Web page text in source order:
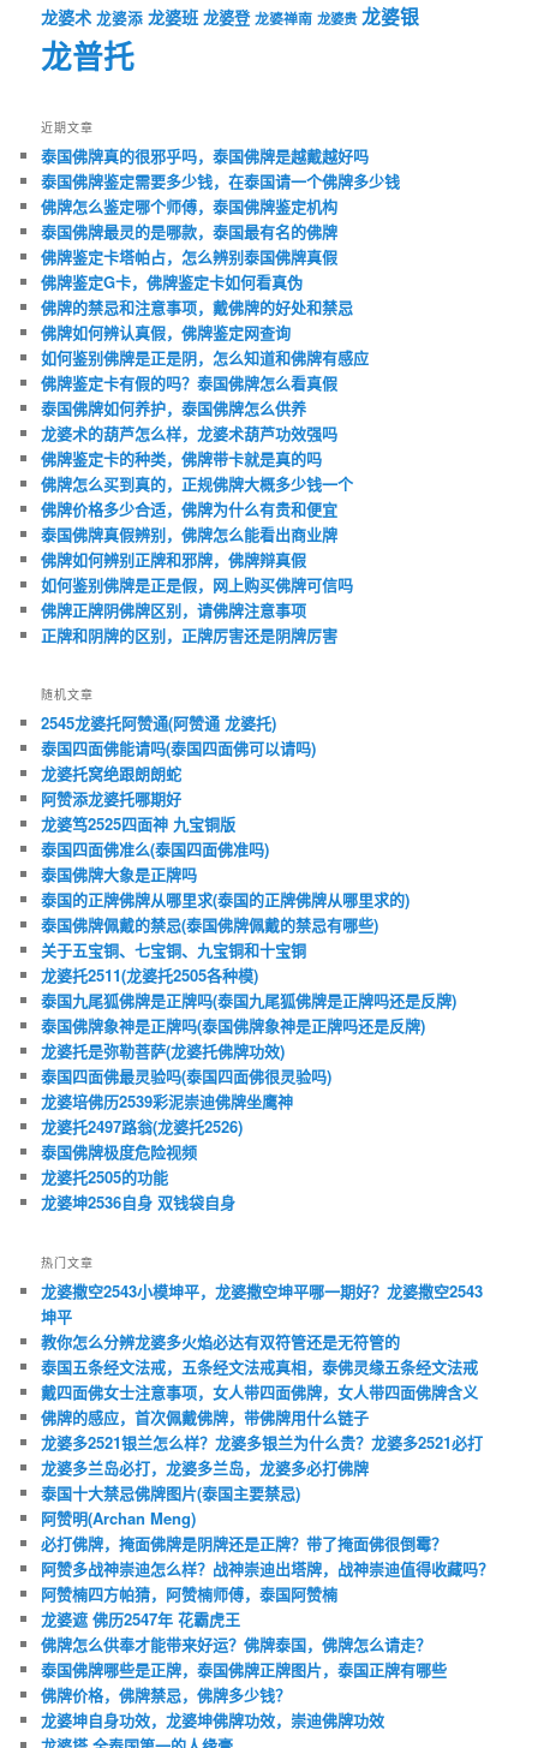
龙婆术 龙婆添 龙婆班 龙婆登 龙婆禅南 龙婆贵 龙婆银
龙普托
近期文章
泰国佛牌真的很邪乎吗，泰国佛牌是越戴越好吗
泰国佛牌鉴定需要多少钱，在泰国请一个佛牌多少钱
佛牌怎么鉴定哪个师傅，泰国佛牌鉴定机构
泰国佛牌最灵的是哪款，泰国最有名的佛牌
佛牌鉴定卡塔帕占，怎么辨别泰国佛牌真假
佛牌鉴定G卡，佛牌鉴定卡如何看真伪
佛牌的禁忌和注意事项，戴佛牌的好处和禁忌
佛牌如何辨认真假，佛牌鉴定网查询
如何鉴别佛牌是正是阴，怎么知道和佛牌有感应
佛牌鉴定卡有假的吗？泰国佛牌怎么看真假
泰国佛牌如何养护，泰国佛牌怎么供养
龙婆术的葫芦怎么样，龙婆术葫芦功效强吗
佛牌鉴定卡的种类，佛牌带卡就是真的吗
佛牌怎么买到真的，正规佛牌大概多少钱一个
佛牌价格多少合适，佛牌为什么有贵和便宜
泰国佛牌真假辨别，佛牌怎么能看出商业牌
佛牌如何辨别正牌和邪牌，佛牌辩真假
如何鉴别佛牌是正是假，网上购买佛牌可信吗
佛牌正牌阴佛牌区别，请佛牌注意事项
正牌和阴牌的区别，正牌厉害还是阴牌厉害
随机文章
2545龙婆托阿赞通(阿赞通 龙婆托)
泰国四面佛能请吗(泰国四面佛可以请吗)
龙婆托窝绝跟朗朗蛇
阿赞添龙婆托哪期好
龙婆笃2525四面神 九宝铜版
泰国四面佛准么(泰国四面佛准吗)
泰国佛牌大象是正牌吗
泰国的正牌佛牌从哪里求(泰国的正牌佛牌从哪里求的)
泰国佛牌佩戴的禁忌(泰国佛牌佩戴的禁忌有哪些)
关于五宝铜、七宝铜、九宝铜和十宝铜
龙婆托2511(龙婆托2505各种模)
泰国九尾狐佛牌是正牌吗(泰国九尾狐佛牌是正牌吗还是反牌)
泰国佛牌象神是正牌吗(泰国佛牌象神是正牌吗还是反牌)
龙婆托是弥勒菩萨(龙婆托佛牌功效)
泰国四面佛最灵验吗(泰国四面佛很灵验吗)
龙婆培佛历2539彩泥崇迪佛牌坐鹰神
龙婆托2497路翁(龙婆托2526)
泰国佛牌极度危险视频
龙婆托2505的功能
龙婆坤2536自身 双钱袋自身
热门文章
龙婆撒空2543小模坤平，龙婆撒空坤平哪一期好？龙婆撒空2543
坤平
教你怎么分辨龙婆多火焰必达有双符管还是无符管的
泰国五条经文法戒，五条经文法戒真相，泰佛灵缘五条经文法戒
戴四面佛女士注意事项，女人带四面佛牌，女人带四面佛牌含义
佛牌的感应，首次佩戴佛牌，带佛牌用什么链子
龙婆多2521银兰怎么样？龙婆多银兰为什么贵？龙婆多2521必打
龙婆多兰岛必打，龙婆多兰岛，龙婆多必打佛牌
泰国十大禁忌佛牌图片(泰国主要禁忌)
阿赞明(Archan Meng)
必打佛牌，掩面佛牌是阴牌还是正牌？带了掩面佛很倒霉？
阿赞多战神崇迪怎么样？战神崇迪出塔牌，战神崇迪值得收藏吗？
阿赞楠四方帕猜，阿赞楠师傅，泰国阿赞楠
龙婆遮 佛历2547年 花霸虎王
佛牌怎么供奉才能带来好运？佛牌泰国，佛牌怎么请走？
泰国佛牌哪些是正牌，泰国佛牌正牌图片，泰国正牌有哪些
佛牌价格，佛牌禁忌，佛牌多少钱？
龙婆坤自身功效，龙婆坤佛牌功效，崇迪佛牌功效